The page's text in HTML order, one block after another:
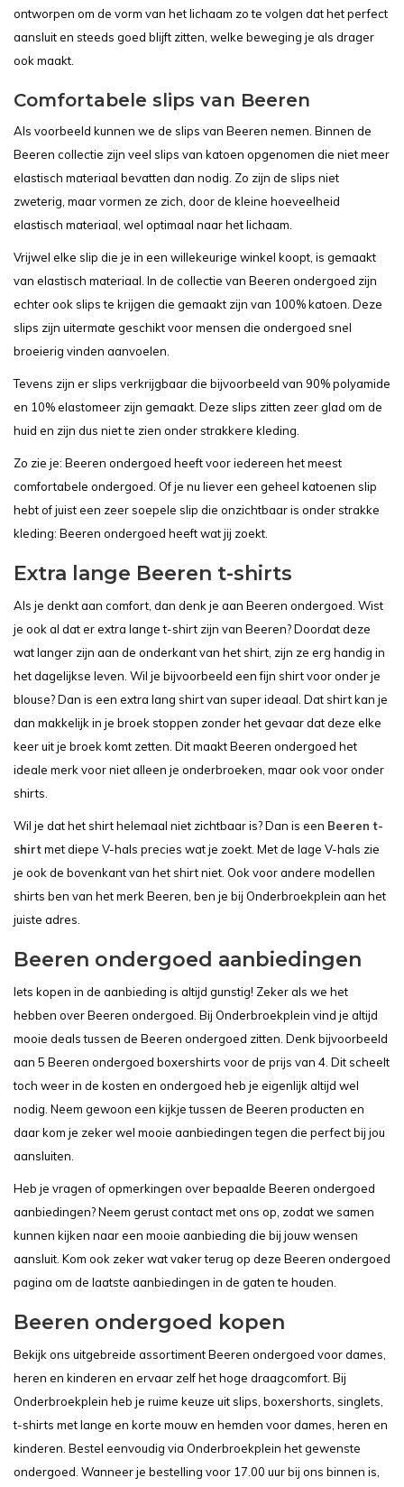
ontworpen om de vorm van het lichaam zo te volgen dat het perfect
aansluit en steeds goed blijft zitten, welke beweging je als drager
ook maakt.
Comfortabele slips van Beeren
Als voorbeeld kunnen we de slips van Beeren nemen. Binnen de
Beeren collectie zijn veel slips van katoen opgenomen die niet meer
elastisch materiaal bevatten dan nodig. Zo zijn de slips niet
zweterig, maar vormen ze zich, door de kleine hoeveelheid
elastisch materiaal, wel optimaal naar het lichaam.
Vrijwel elke slip die je in een willekeurige winkel koopt, is gemaakt
van elastisch materiaal. In de collectie van Beeren ondergoed zijn
echter ook slips te krijgen die gemaakt zijn van 100% katoen. Deze
slips zijn uitermate geschikt voor mensen die ondergoed snel
broeierig vinden aanvoelen.
Tevens zijn er slips verkrijgbaar die bijvoorbeeld van 90% polyamide
en 10% elastomeer zijn gemaakt. Deze slips zitten zeer glad om de
huid en zijn dus niet te zien onder strakkere kleding.
Zo zie je: Beeren ondergoed heeft voor iedereen het meest
comfortabele ondergoed. Of je nu liever een geheel katoenen slip
hebt of juist een zeer soepele slip die onzichtbaar is onder strakke
kleding: Beeren ondergoed heeft wat jij zoekt.
Extra lange Beeren t-shirts
Als je denkt aan comfort, dan denk je aan Beeren ondergoed. Wist
je ook al dat er extra lange t-shirt zijn van Beeren? Doordat deze
wat langer zijn aan de onderkant van het shirt, zijn ze erg handig in
het dagelijkse leven. Wil je bijvoorbeeld een fijn shirt voor onder je
blouse? Dan is een extra lang shirt van super ideaal. Dat shirt kan je
dan makkelijk in je broek stoppen zonder het gevaar dat deze elke
keer uit je broek komt zetten. Dit maakt Beeren ondergoed het
ideale merk voor niet alleen je onderbroeken, maar ook voor onder
shirts.
Wil je dat het shirt helemaal niet zichtbaar is? Dan is een Beeren t-
shirtmet diepe V-hals precies wat je zoekt. Met de lage V-hals zie
je ook de bovenkant van het shirt niet. Ook voor andere modellen
shirts ben van het merk Beeren, ben je bij Onderbroekplein aan het
juiste adres.
Beeren ondergoed aanbiedingen
Iets kopen in de aanbieding is altijd gunstig! Zeker als we het
hebben over Beeren ondergoed. Bij Onderbroekplein vind je altijd
mooie deals tussen de Beeren ondergoed zitten. Denk bijvoorbeeld
aan 5 Beeren ondergoed boxershirts voor de prijs van 4. Dit scheelt
toch weer in de kosten en ondergoed heb je eigenlijk altijd wel
nodig. Neem gewoon een kijkje tussen de Beeren producten en
daar kom je zeker wel mooie aanbiedingen tegen die perfect bij jou
aansluiten.
Heb je vragen of opmerkingen over bepaalde Beeren ondergoed
aanbiedingen? Neem gerust contact met ons op, zodat we samen
kunnen kijken naar een mooie aanbieding die bij jouw wensen
aansluit. Kom ook zeker wat vaker terug op deze Beeren ondergoed
pagina om de laatste aanbiedingen in de gaten te houden.
Beeren ondergoed kopen
Bekijk ons uitgebreide assortiment Beeren ondergoed voor dames,
heren en kinderen en ervaar zelf het hoge draagcomfort. Bij
Onderbroekplein heb je ruime keuze uit slips, boxershorts, singlets,
t-shirts met lange en korte mouw en hemden voor dames, heren en
kinderen. Bestel eenvoudig via Onderbroekplein het gewenste
ondergoed. Wanneer je bestelling voor 17.00 uur bij ons binnen is,